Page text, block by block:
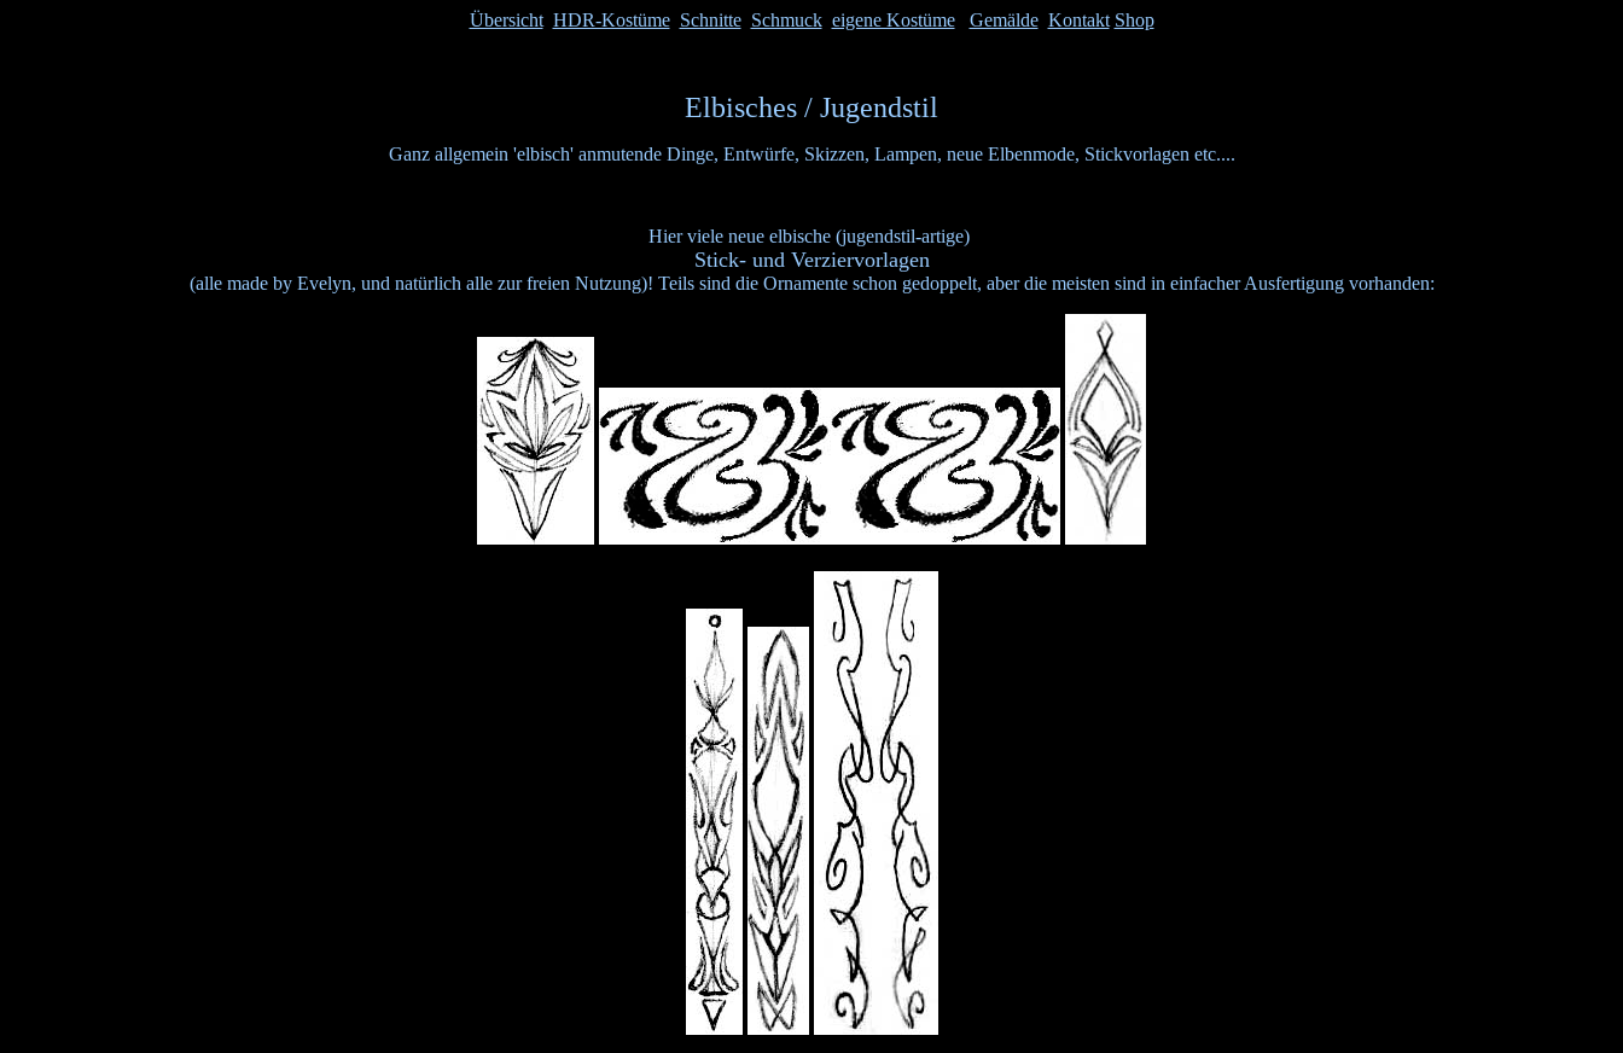
Übersicht HDR-Kostüme Schnitte Schmuck eigene Kostüme Gemälde Kontakt Shop
Elbisches / Jugendstil
Ganz allgemein 'elbisch' anmutende Dinge, Entwürfe, Skizzen, Lampen, neue Elbenmode, Stickvorlagen etc....
Hier viele neue elbische (jugendstil-artige)
Stick- und Verziervorlagen
(alle made by Evelyn, und natürlich alle zur freien Nutzung)! Teils sind die Ornamente schon gedoppelt, aber die meisten sind in einfacher Ausfertigung vorhanden: